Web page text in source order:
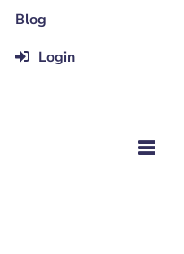
Blog
Login